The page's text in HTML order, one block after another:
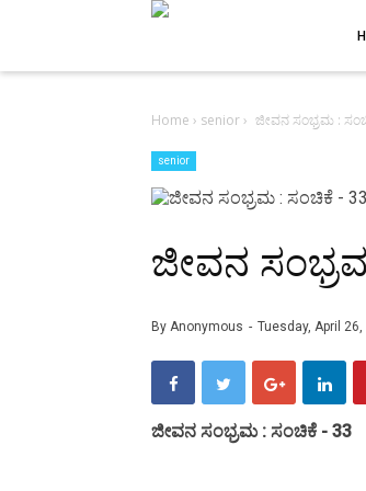
Home › senior› ಜೀವನ ಸಂಭ್ರಮ :
senior
ಜೀವನ
By Anonymous Tuesday, April
ಜೀವನ ಸಂಭ್ರಮ : ಸಂಚಿಕೆ - 33